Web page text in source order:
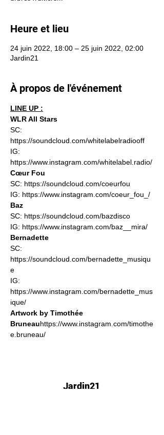
Heure et lieu
24 juin 2022, 18:00 – 25 juin 2022, 02:00
Jardin21
À propos de l'événement
LINE UP :
WLR All Stars
SC:
https://soundcloud.com/whitelabelradiooff
IG:
https://www.instagram.com/whitelabel.radio/
Cœur Fou
SC: https://soundcloud.com/coeurfou
IG: https://www.instagram.com/coeur_fou_/
Baz
SC: https://soundcloud.com/bazdisco
IG: https://www.instagram.com/baz__mira/
Bernadette
SC:
https://soundcloud.com/bernadette_musiqu
e
IG:
https://www.instagram.com/bernadette_mus
ique/
Artwork by Timothée
Bruneauhttps://www.instagram.com/timothe
e.bruneau/
Jardin21